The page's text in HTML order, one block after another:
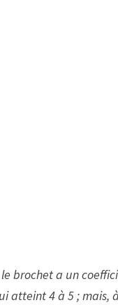
brochet a un
atteint 4 à 5 ; mais,